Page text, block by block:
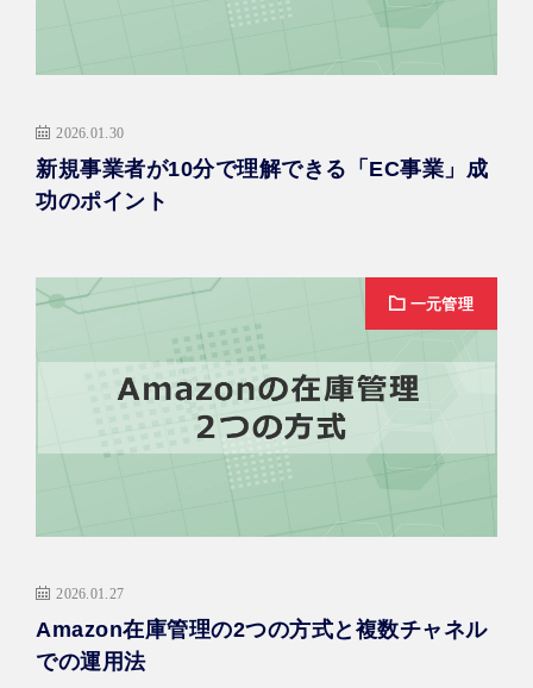
2026.01.30
新規事業者が10分で理解できる「EC事業」成
功のポイント
一元管理
2026.01.27
Amazon在庫管理の2つの方式と複数チャネル
での運用法